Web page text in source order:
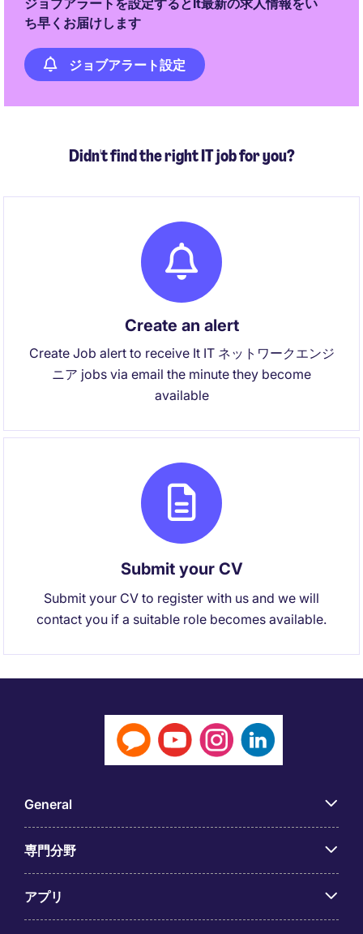
ジョブアラートを設定するとIt最新の求人情報をい
ち早くお届けします
ジョブアラート設定
Didn't find the right IT job for you?
Create an alert
Create Job alert to receive It IT ネットワークエンジ
ニア jobs via email the minute they become
available
Submit your CV
Submit your CV to register with us and we will
contact you if a suitable role becomes available.
General
専門分野
アプリ